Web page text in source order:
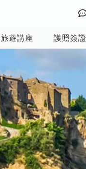
旅遊講座 護照簽證